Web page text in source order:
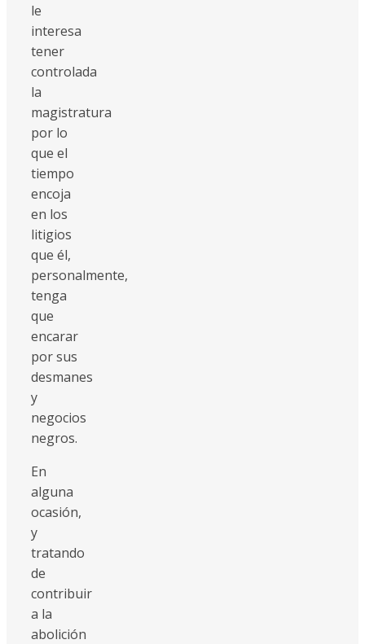
le
interesa
tener
controlada
la
magistratura
por lo
que el
tiempo
encoja
en los
litigios
que él,
personalmente,
tenga
que
encarar
por sus
desmanes
y
negocios
negros.
En
alguna
ocasión,
y
tratando
de
contribuir
a la
abolición